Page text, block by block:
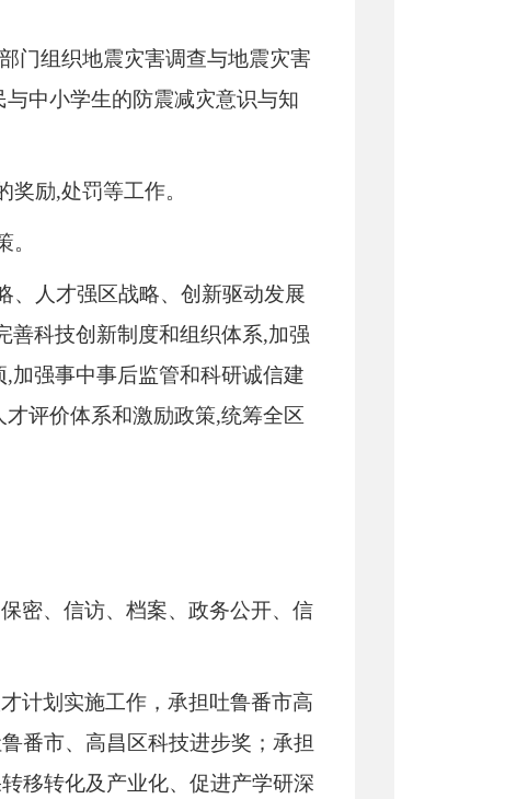
门组织地震灾害调查与地震灾害
中小学生的防震减灾意识与知
励,处罚等工作。
、人才强区战略、创新驱动发展
善科技创新制度和组织体系,加强
加强事中事后监管和科研诚信建
评价体系和激励政策,统筹全区
密、信访、档案、政务公开、信
计划实施工作，承担吐鲁番市高
番市、高昌区科技进步奖；承担
移转化及产业化、促进产学研深